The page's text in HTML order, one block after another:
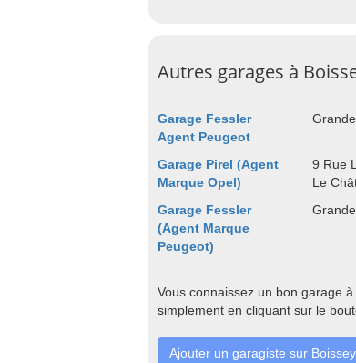
Autres garages à
Garage Fessler
Agent Peugeot
Garage Pirel (Agent
Marque Opel)
9 Rue
Le
Garage Fessler
(Agent Marque
Peugeot)
Vous connaissez un bon garage
simplement en cliquant sur le
Ajouter un garagiste sur